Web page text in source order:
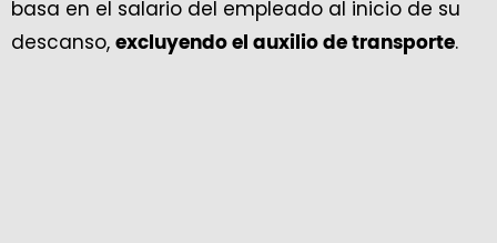
basa en el salario del empleado al inicio de su
descanso, excluyendo el auxilio de transporte.